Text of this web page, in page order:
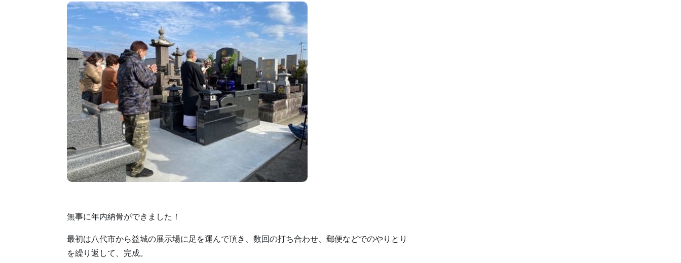
無事に年内納骨ができました！
最初は八代市から益城の展示場に足を運んで頂き、数回の打ち合わせ、郵便などでのやりとり
を繰り返して、完成。